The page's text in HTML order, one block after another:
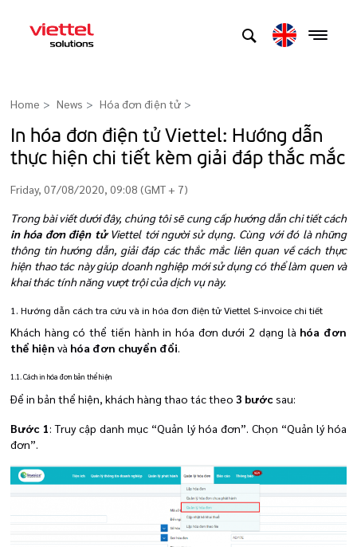
Home News Hóa đơn điện tử >
In hóa đơn điện tử Viettel: Hướng dẫn
thực hiện chi tiết kèm giải đáp thắc mắc
Friday, 07/08/2020, 09:08 (GMT + 7)
Trong bài viết dưới đây, chúng tôi sẽ cung cấp hướng dẫn chi tiết cách
in hóa đơn điện tửViettel tới người sử dụng. Cùng với đó là những
thông tin hướng dẫn, giải đáp các thắc mắc liên quan về cách thực
hiện thao tác này giúp doanh nghiệp mới sử dụng có thể làm quen và
khai thác tính năng vượt trội của dịch vụ này.
1. Hướng dẫn cách tra cứu và in hóa đơn điện tử Viettel S-invoice chi tiết
Khách hàng có thể tiến hành in hóa đơn dưới 2 dạng là hóa đơn
thể hiện và hóa đơn chuyển đổi.
1.1. Cách in hóa đơn bản thể hiện
Để in bản thể hiện, khách hàng thao tác theo 3 bướcsau:
Bước 1: Truy cập danh mục “Quản lý hóa đơn”. Chọn “Quản lý hóa
đơn”.